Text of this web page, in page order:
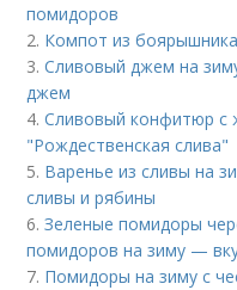
помидоров
2. Компот из
3.Сливовый джем на
джем
4.Сливовый конфитюр с
"Рождественская слива"
5. Варенье из сливы на
сливы и рябины
6.Зеленые помидоры
помидоров на зиму —
7. Помидоры на зиму с